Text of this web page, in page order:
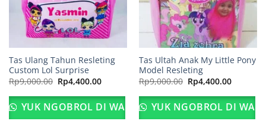
Tas Ulang Tahun Resleting
Custom Lol Surprise
Rp9,000.00 Harga
aslinya
adalah:
Rp9,000.00.
Rp4,400.00Harga
ini
adalah:
Rp4,400.00.
YUK NGOBROL DI WA
Tas Ultah Anak My Little Pony
Model Resleting
Rp9,000.00 Harga
aslinya
adalah:
Rp9,000.00.
Rp4,400.00Harga
ini
adalah:
YUK NGOBROL DI WA